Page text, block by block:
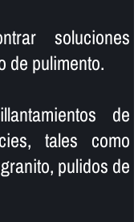
soluciones
de pulimento.
de
tales como
pulidos de